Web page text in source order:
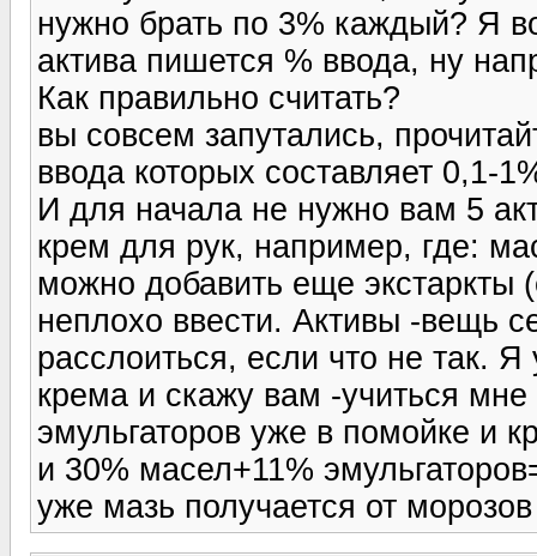
нужно брать по 3% каждый? Я
актива пишется % ввода, ну
Как правильно считать?
вы совсем запутались,
ввода которых составляет 0,1-
И для начала не нужно вам 5
крем для рук, например, где:
можно добавить еще экстаркты
неплохо ввести. Активы -вещь
расслоиться, если что не так.
крема и скажу вам -учиться
эмульгаторов уже в помойке и
и 30% масел+11%
уже мазь получается от морозов